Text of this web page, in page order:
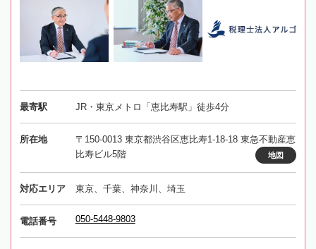
最寄駅 JR・東京メトロ「恵比寿駅」徒歩4分
所在地
〒150-0013 東京都渋谷区恵比寿1-18-18 東急不動産恵
比寿ビル5階
地図
対応エリア 東京、千葉、神奈川、埼玉
電話番号 050-5448-9803